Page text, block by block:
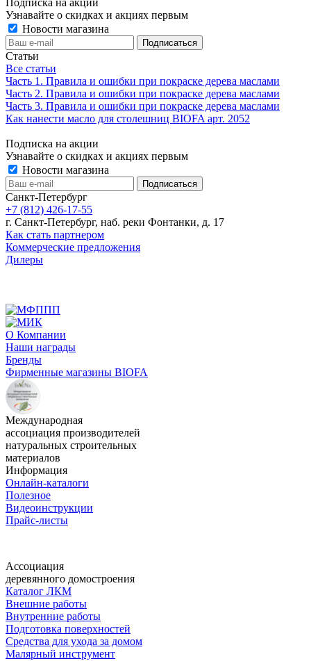
Подписка на акции
Узнавайте о скидках и акциях первым
Новости магазина
Статьи
Все статьи
Часть 1. Правила и ошибки при покраске дерева маслами
Часть 2. Правила и ошибки при покраске дерева маслами
Часть 3. Правила и ошибки при покраске дерева маслами
Как нанести масло для столешниц BIOFA арт. 2052
Подписка на акции
Узнавайте о скидках и акциях первым
Новости магазина
Санкт-Петербург
+7 (812) 426-17-55
г. Санкт-Петербург, наб. реки Фонтанки, д. 17
Как стать партнером
Коммерческие предложения
Дилеры
О Компании
Наши награды
Бренды
Фирменные магазины BIOFA
Международная
ассоциация производителей
натуральных строительных
материалов
Информация
Онлайн-каталоги
Полезное
Видеоинструкции
Прайс-листы
Ассоциация
деревянного домостроения
Каталог ЛКМ
Внешние работы
Внутренние работы
Подготовка поверхностей
Средства для ухода за домом
Малярный инструмент